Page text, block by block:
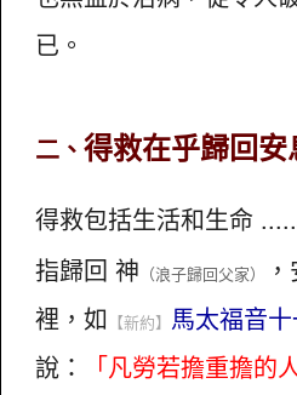
已。
二 、得救在乎歸回安
得救包括生活和生命
指歸回 神 （浪子歸回父家）
裡，如 【新約】 馬太福音
說：
「凡勞若擔重擔的